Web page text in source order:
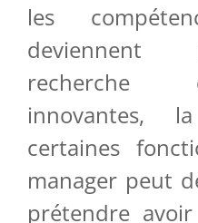
les
deviennent
recherche
innovantes,
certaines
manager peut
prétendre